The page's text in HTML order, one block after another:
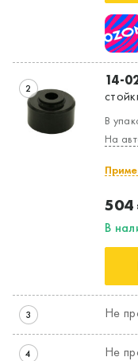
2 14-
В
На
504
В
3 Не
4 Не